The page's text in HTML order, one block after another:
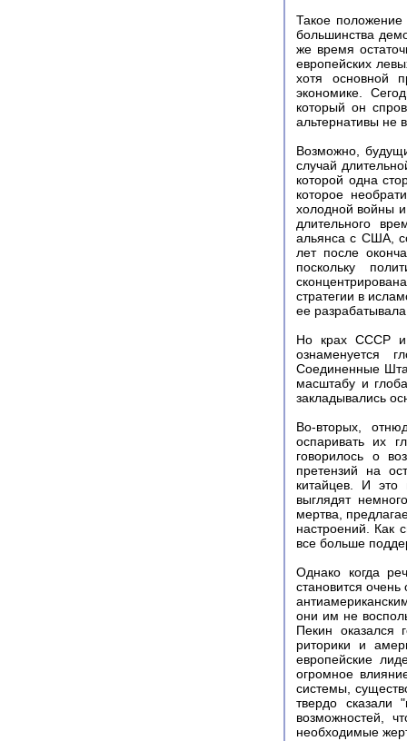
Такое положение
большинства
же время
европейских
хотя основной
экономике.
который он
альтернативы не
Возможно,
случай
которой одна
которое
холодной войны
длительного
альянса с США,
лет после
поскольку
стратегии в
ее
Но крах СССР и
ознаменуется
Соединенные
масштабу и
закладывались
Во-вторых,
оспаривать их
говорилось о
претензий на
китайцев. И это
выглядят
мертва,
настроений. Как
все больше
Однако когда
становится
они им не
Пекин оказался
риторики и
европейские
огромное
системы,
твердо
возможностей,
необходимые